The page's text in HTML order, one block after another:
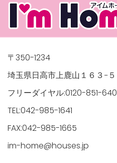
〒350-1234
埼玉県日高市上鹿山１６３−５
フリーダイヤル:0120-851-640
TEL:042-985-1641
FAX:042-985-1665
im-home@houses.jp